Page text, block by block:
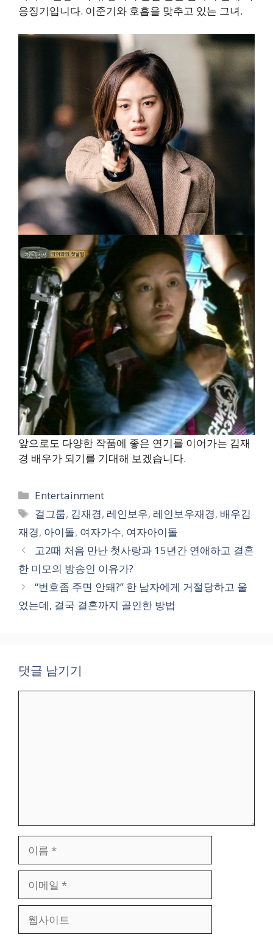
응징기입니다. 이준기와 호흡을 맞추고 있는 그녀.
앞으로도 다양한 작품에 좋은 연기를 이어가는 김재
경 배우가 되기를 기대해 보겠습니다.
카
테
리
Entertainment
태
그
걸그룹, 김재경, 레인보우, 레인보우재경, 배우김
재경, 아이돌, 여자가수, 여자아이돌
고2때 처음 만난 첫사랑과 15년간 연애하고 결혼
한 미모의 방송인 이유가?
“번호좀 주면 안돼?” 한 남자에게 거절당하고 울
었는데, 결국 결혼까지 골인한 방법
댓글 남기기
일